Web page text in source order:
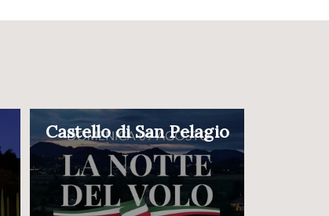
Castello di San Pelagio